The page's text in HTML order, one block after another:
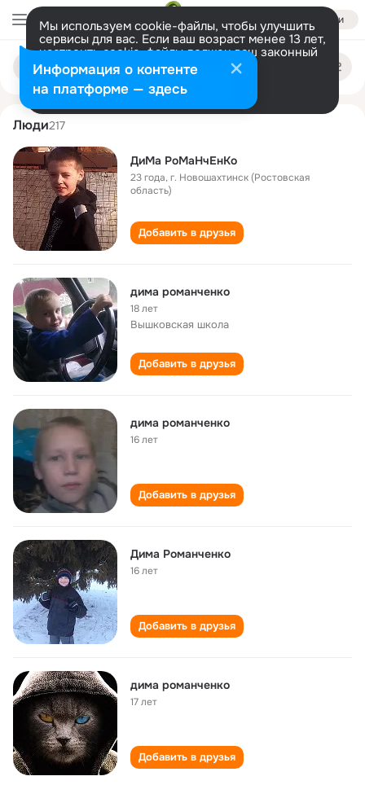
Войти
Мы используем cookie-файлы, чтобы улучшить
сервисы для вас. Если ваш возраст менее 13 лет,
настроить cookie-файлы должен ваш законный
представитель. Больше информации
Разрешить все Настроить
Поиск
людям
dima romanchenko
Люди217
ДиМа РоМаНчЕнКо
23 года,г. Новошахтинск (Ростовская
область)
Добавить в друзья
дима романченко
18 лет
Вышковская школа
Добавить в друзья
дима романченко
16 лет
Добавить в друзья
Дима Романченко
16 лет
Добавить в друзья
дима романченко
17 лет
Добавить в друзья
Информация о контенте
на платформе — здесь